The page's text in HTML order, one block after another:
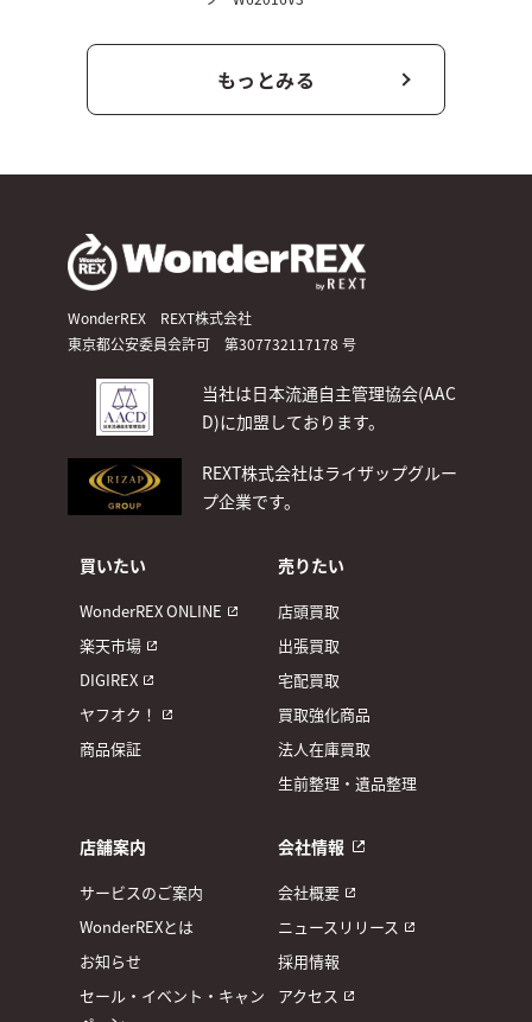
もっとみる
WonderREX REXT株式会社
東京都公安委員会許可 第307732117178 号
当社は日本流通自主管理協会(AAC
D)に加盟しております。
REXT株式会社はライザップグルー
プ企業です。
買いたい
WonderREX ONLINE
楽天市場
DIGIREX
ヤフオク！
商品保証
売りたい
店頭買取
出張買取
宅配買取
買取強化商品
法人在庫買取
生前整理・遺品整理
店舗案内
サービスのご案内
WonderREXとは
お知らせ
セール・イベント・キャン
会社情報
会社概要
ニュースリリース
採用情報
アクセス